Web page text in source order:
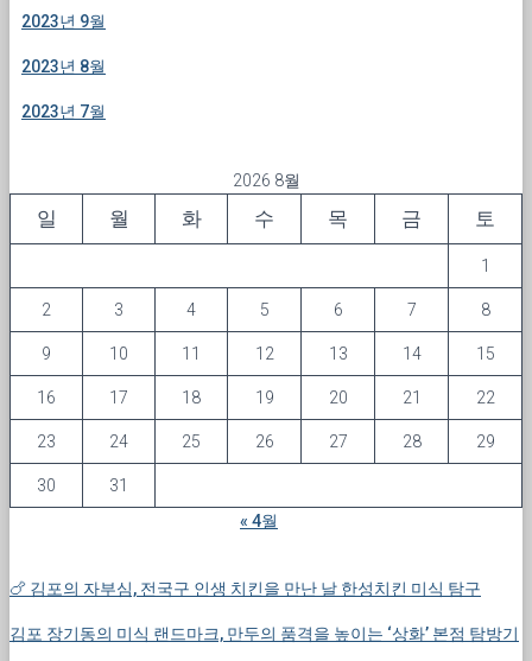
2023년 9월
2023년 8월
2023년 7월
2026 8월
일 월 화 수 목 금 토
1
2 3 4 5 6 7 8
9 10 11 12 13 14 15
16 17 18 19 20 21 22
23 24 25 26 27 28 29
30
31
« 4월
🍗 김포의 자부심, 전국구 인생 치킨을 만난 날 한성치킨 미식 탐구
김포 장기동의 미식 랜드마크, 만두의 품격을 높이는 ‘상화’ 본점 탐방기